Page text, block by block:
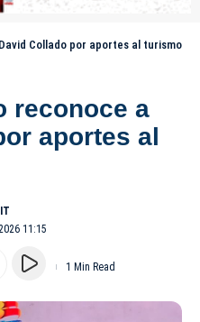
Collado por aportes al turismo
reconoce a
aportes al
11:15
1 Min Read